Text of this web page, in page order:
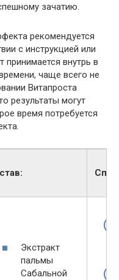
зачатию.
рекомендуется
с инструкцией или
внутрь в
чаще всего не
Витапроста
результаты могут
время потребуется
Экстракт
пальмы
Сабальной